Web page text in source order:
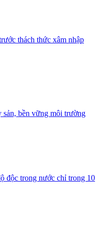
thách thức xâm nhập
sản, bền vững môi trường
độc trong nước chỉ trong 10